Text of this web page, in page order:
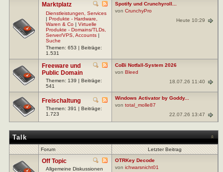
Marktplatz
Dienstleistungen, Services
| Produkte - Hardware,
Waren & Co | Virtuelle
Produkte - Domains/TLDs,
Server/VPS, Accounts |
Suche
Themen: 653 | Beiträge:
1.531
Spotify und Crunchyroll...
von CrunchyPro
Heute 10:29
Freeware und
Public Domain
Themen: 139 | Beiträge:
541
CoBi Notfall-System 2026
von Bleed
18.07.26 11:40
Freischaltung
Themen: 391 | Beiträge:
1.723
Windows Activator by Goddy...
von total_molle87
22.07.26 13:47
Talk
Forum Letzter Beitrag
Off Topic
Allgemeine Diskussionen
OTRKey Decode
von ichwarsnicht01